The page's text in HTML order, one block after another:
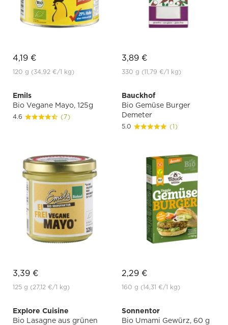
4,19 €
120 g (34,92 €/1 kg)
3,89 €
330 g (11,79 €/1 kg)
Emils
Bio Vegane Mayo, 125g
4.6 (7)
3,39 €
125 g (27,12 €/1 kg)
Bauckhof
Bio Gemüse Burger
Demeter
5.0 (1)
2,29 €
160 g (14,31 €/1 kg)
Explore Cuisine
Bio Lasagne aus grünen
Sonnentor
Bio Umami Gewürz, 60 g